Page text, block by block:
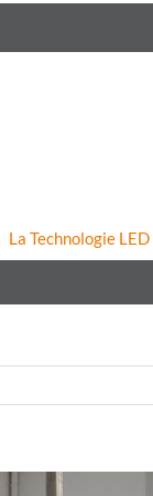
La Technologie LED